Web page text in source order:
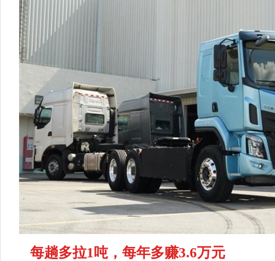
每趟多拉1吨 ，每年多赚3.6万元